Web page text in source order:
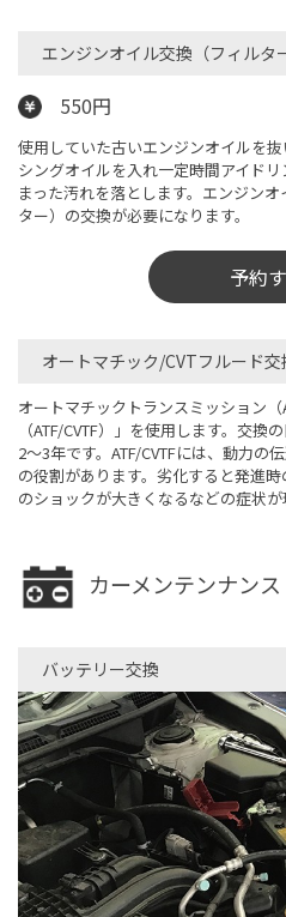
エンジンオイル交換（フィルタ
550円
使用していた古いエンジンオイルを
シングオイルを入れ一定時間アイド
まった汚れを落とします。エンジン
ター）の交換が必要になります。
予約
オートマチック/CVTフルード交
オートマチックトランスミッション
（ATF/CVTF）」を使用します。交
2～3年です。ATF/CVTFには、動力の
の役割があります。劣化すると発進
のショックが大きくなるなどの症状が
カーメンテンナンス
バッテリー交換